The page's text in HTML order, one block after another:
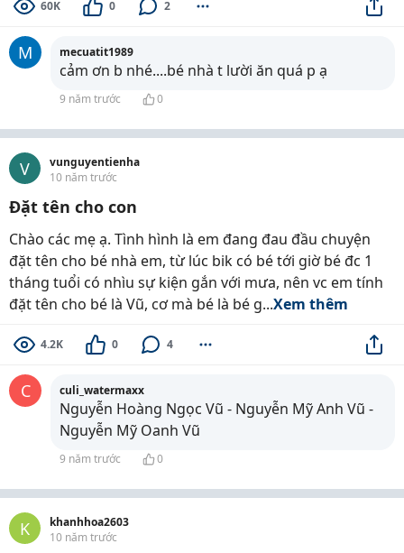
60K 0 2
M mecuatit1989
cảm ơn b nhé....bé nhà t lười ăn quá p ạ
9 năm trước 0
V
vunguyentienha
10 năm trước
Đặt tên cho con
Chào các mẹ ạ. Tình hình là em đang đau đầu chuyện
đặt tên cho bé nhà em, từ lúc bik có bé tới giờ bé đc 1
tháng tuổi có nhìu sự kiện gắn với mưa, nên vc em tính
đặt tên cho bé là Vũ, cơ mà bé là bé g...Xem thêm
4.2K 0 4
C culi_watermaxx
Nguyễn Hoàng Ngọc Vũ - Nguyễn Mỹ Anh Vũ -
Nguyễn Mỹ Oanh Vũ
9 năm trước 0
K
khanhhoa2603
10 năm trước